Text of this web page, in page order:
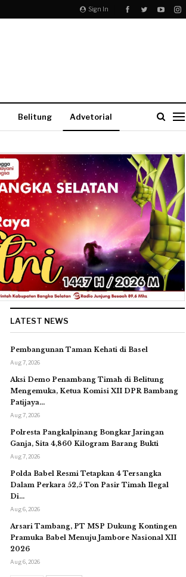
Sign In
Belitung Advetorial
LATEST NEWS
Pembangunan Taman Kehati di Basel
Aug 7, 2026
Aksi Demo Penambang Timah di Belitung
Mengemuka, Ketua Komisi XII DPR Bambang
Patijaya…
Aug 7, 2026
Polresta Pangkalpinang Bongkar Jaringan
Ganja, Sita 4,860 Kilogram Barang Bukti
Aug 7, 2026
Polda Babel Resmi Tetapkan 4 Tersangka
Dalam Perkara 52,5 Ton Pasir Timah Ilegal
Di…
Aug 6, 2026
Arsari Tambang, PT MSP Dukung Kontingen
Pramuka Babel Menuju Jambore Nasional XII
2026
Aug 6, 2026